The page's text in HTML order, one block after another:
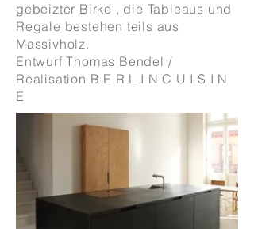
gebeizter Birke , die Tableaus und
Regale bestehen teils aus
Massivholz.
Entwurf Thomas Bendel /
Realisation B E R L I N C U I S I N
E